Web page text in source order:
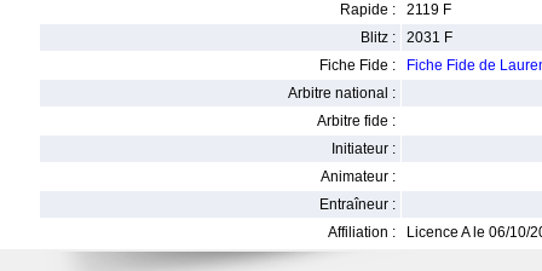
Rapide :
2119 F
Blitz :
2031 F
Fiche Fide :
Fiche Fide de
Arbitre national :
Arbitre fide :
Initiateur :
Animateur :
Entraîneur :
Affiliation :
Licence A le 06/10/